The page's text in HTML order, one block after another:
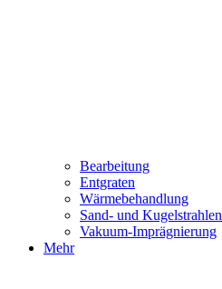
Bearbeitung
Entgraten
Wärmebehandlung
Sand- und Kugelstrahlen
Vakuum-Imprägnierung
Mehr